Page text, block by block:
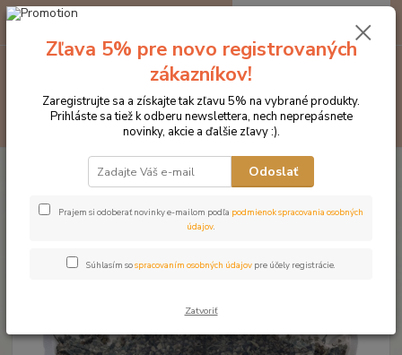
Hľadať
za0 €
Doplnky výživy Bylinky Mnišske korenie
Mnišske korenie
Zľava 5% pre novo registrovaných
zákazníkov!
Zaregistrujte sa a získajte tak zľavu 5% na vybrané produkty.
Prihláste sa tiež k odberu newslettera, nech neprepásnete
novinky, akcie a ďalšie zľavy :).
Odoslať
Prajem si odoberať novinky e-mailom podľa podmienok spracovania osobných
údajov.
Súhlasím sospracovaním osobných údajov pre účely registrácie.
Zatvoriť